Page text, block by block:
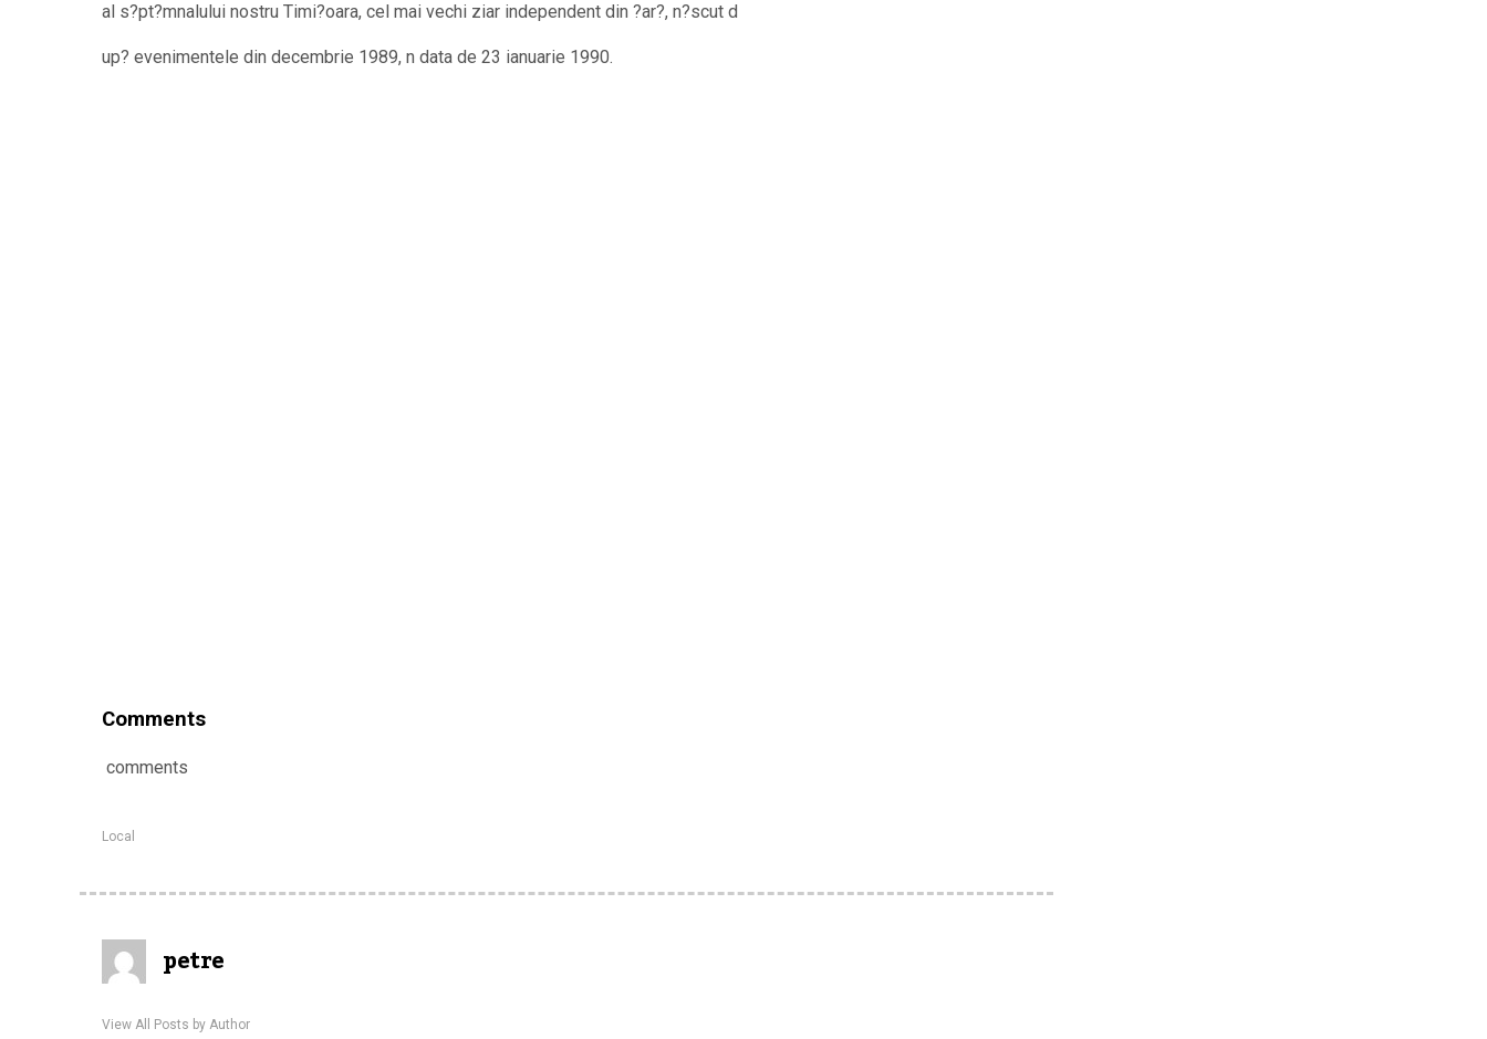
al s?pt?mnalului nostru Timi?oara, cel mai vechi ziar independent din ?ar?, n?scut d
up? evenimentele din decembrie 1989, n data de 23 ianuarie 1990.
Comments
comments
Local
petre
View All Posts by Author